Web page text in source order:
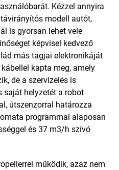
Kézzel annyira
modell autót,
is gyorsan lehet vele
képvisel kedvező
más tagjai elektronikáját
kapta meg, amely
de a szervizelés is
saját helyzetét a robot
útszenzorral határozza
programmal alaposan
és 37 m3/h szívó
működik, azaz nem